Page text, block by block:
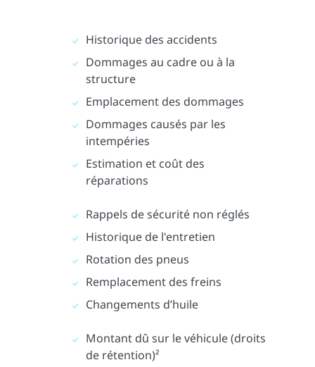
Historique des accidents
Dommages au cadre ou à la
structure
Emplacement des dommages
Dommages causés par les
intempéries
Estimation et coût des
réparations
Rappels de sécurité non réglés
Historique de l'entretien
Rotation des pneus
Remplacement des freins
Changements d’huile
Montant dû sur le véhicule (droits
de rétention)²